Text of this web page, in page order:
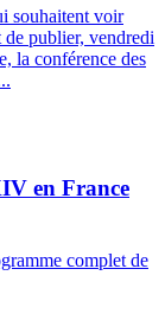
souhaitent voir
publier, vendredi
la conférence des
en France
complet de